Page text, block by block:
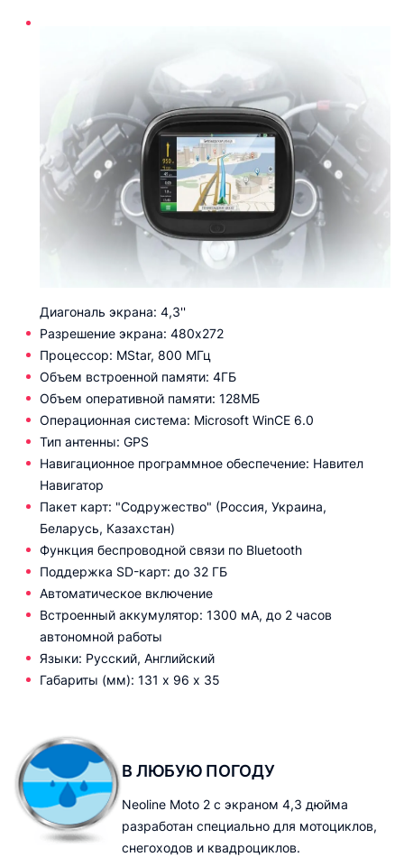
Диагональ экрана: 4,3''
Разрешение экрана: 480х272
Процессор: MStar, 800 МГц
Объем встроенной памяти: 4ГБ
Объем оперативной памяти: 128МБ
Операционная система: Microsoft WinCE 6.0
Тип антенны: GPS
Навигационное программное обеспечение: Навител
Навигатор
Пакет карт: "Содружество" (Россия, Украина,
Беларусь, Казахстан)
Функция беспроводной связи по Bluetooth
Поддержка SD-карт: до 32 ГБ
Автоматическое включение
Встроенный аккумулятор: 1300 мА, до 2 часов
автономной работы
Языки: Русский, Английский
Габариты (мм): 131 х 96 х 35
В ЛЮБУЮ ПОГОДУ
Neoline Moto 2 с экраном 4,3 дюйма
разработан специально для мотоциклов,
снегоходов и квадроциклов.